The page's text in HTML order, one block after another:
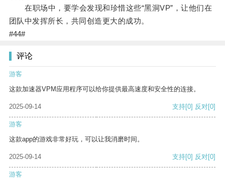
在职场中，要学会发现和珍惜这些“黑洞VP”，让他们在
团队中发挥所长，共同创造更大的成功。
#44#
评论
游客
这款加速器VPM应用程序可以给你提供最高速度和安全性的连接。
2025-09-14 支持[0] 反对[0]
游客
这款app的游戏非常好玩，可以让我消磨时间。
2025-09-14 支持[0] 反对[0]
游客